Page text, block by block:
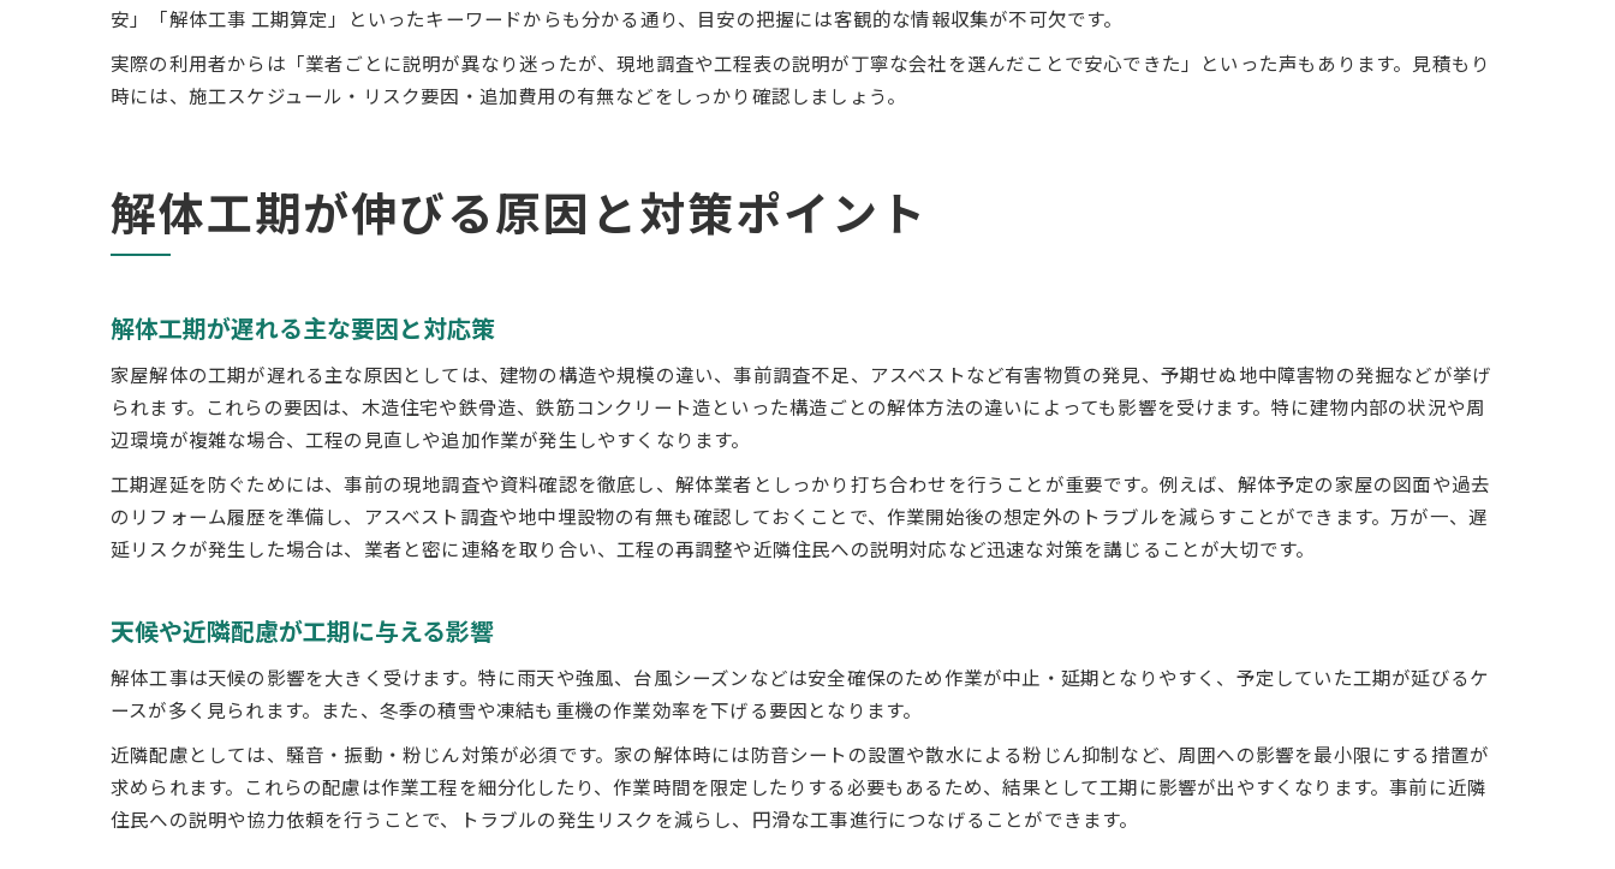
安」「解体工事 工期算定」といったキーワードからも分かる通り、目安の把握には客観的な情報収集が不可欠です。
実際の利用者からは「業者ごとに説明が異なり迷ったが、現地調査や工程表の説明が丁寧な会社を選んだことで安心できた」といった声もあります。見積もり
時には、施工スケジュール・リスク要因・追加費用の有無などをしっかり確認しましょう。
解体工期が伸びる原因と対策ポイント
解体工期が遅れる主な要因と対応策
家屋解体の工期が遅れる主な原因としては、建物の構造や規模の違い、事前調査不足、アスベストなど有害物質の発見、予期せぬ地中障害物の発掘などが挙げ
られます。これらの要因は、木造住宅や鉄骨造、鉄筋コンクリート造といった構造ごとの解体方法の違いによっても影響を受けます。特に建物内部の状況や周
辺環境が複雑な場合、工程の見直しや追加作業が発生しやすくなります。
工期遅延を防ぐためには、事前の現地調査や資料確認を徹底し、解体業者としっかり打ち合わせを行うことが重要です。例えば、解体予定の家屋の図面や過去
のリフォーム履歴を準備し、アスベスト調査や地中埋設物の有無も確認しておくことで、作業開始後の想定外のトラブルを減らすことができます。万が一、遅
延リスクが発生した場合は、業者と密に連絡を取り合い、工程の再調整や近隣住民への説明対応など迅速な対策を講じることが大切です。
天候や近隣配慮が工期に与える影響
解体工事は天候の影響を大きく受けます。特に雨天や強風、台風シーズンなどは安全確保のため作業が中止・延期となりやすく、予定していた工期が延びるケ
ースが多く見られます。また、冬季の積雪や凍結も重機の作業効率を下げる要因となります。
近隣配慮としては、騒音・振動・粉じん対策が必須です。家の解体時には防音シートの設置や散水による粉じん抑制など、周囲への影響を最小限にする措置が
求められます。これらの配慮は作業工程を細分化したり、作業時間を限定したりする必要もあるため、結果として工期に影響が出やすくなります。事前に近隣
住民への説明や協力依頼を行うことで、トラブルの発生リスクを減らし、円滑な工事進行につなげることができます。